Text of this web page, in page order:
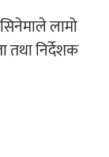
लामो
तथा निर्देशक